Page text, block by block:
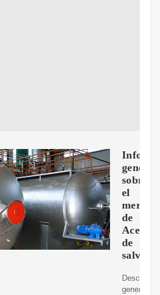
general
sobre
el
de
Aceite
de
salvado
general